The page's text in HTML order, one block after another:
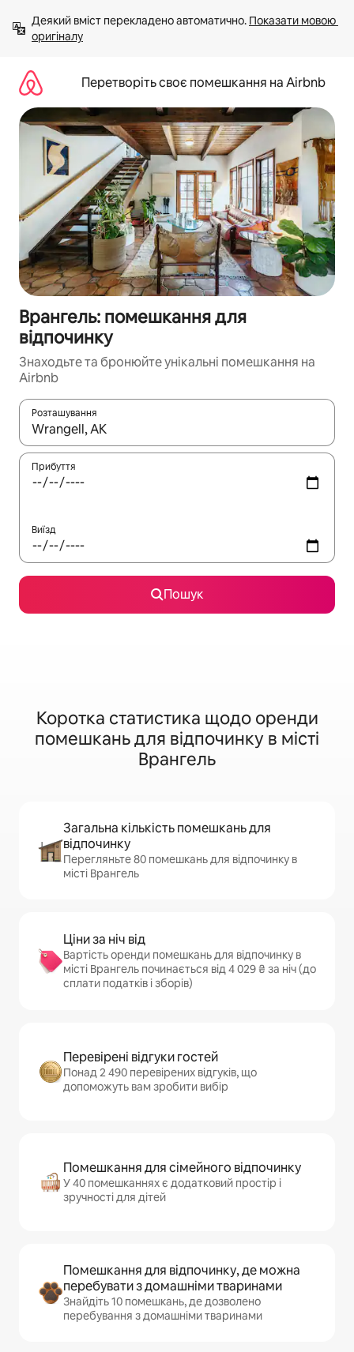
вмісту
Деякий вміст перекладено автоматично. Показати мовою
оригіналу
Перетворіть своє помешкання на Airbnb
Врангель: помешкання для
відпочинку
Знаходьте та бронюйте унікальні помешкання на
Airbnb
Розташування
Отримавши результати пошуку, використовуйте для
Прибуття
Виїзд
Пошук
Коротка статистика щодо оренди
помешкань для відпочинку в місті
Врангель
Загальна кількість помешкань для
відпочинку
Перегляньте 80 помешкань для відпочинку в
місті Врангель
Ціни за ніч від
Вартість оренди помешкань для відпочинку в
місті Врангель починається від 4 029 ₴ за ніч (до
сплати податків і зборів)
Перевірені відгуки гостей
Понад 2 490 перевірених відгуків, що
допоможуть вам зробити вибір
Помешкання для сімейного відпочинку
У 40 помешканнях є додатковий простір і
зручності для дітей
Помешкання для відпочинку, де можна
перебувати з домашніми тваринами
Знайдіть 10 помешкань, де дозволено
перебування з домашніми тваринами